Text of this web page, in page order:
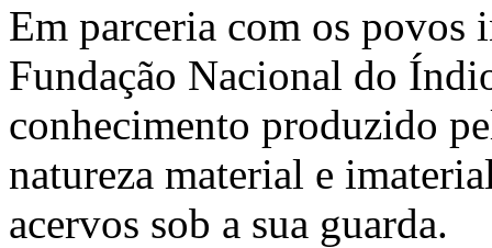
Em parceria com os povos
Fundação Nacional do
conhecimento produzido
natureza material e
acervos sob a sua guarda.